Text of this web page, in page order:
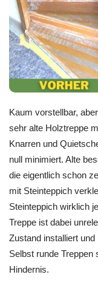
Kaum vorstellbar,
sehr alte Holztreppe
Knarren und
null minimiert. Alte
die eigentlich schon
mit Steinteppich
Steinteppich wirklich
Treppe ist dabei
Zustand installiert
Selbst runde Treppen
Hindernis.